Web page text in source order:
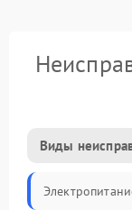
Виды